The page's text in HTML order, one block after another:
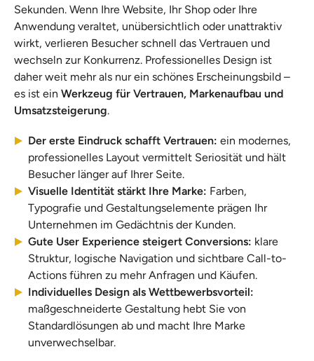
Sekunden. Wenn Ihre Website, Ihr Shop oder Ihre
Anwendung veraltet, unübersichtlich oder unattraktiv
wirkt, verlieren Besucher schnell das Vertrauen und
wechseln zur Konkurrenz. Professionelles Design ist
daher weit mehr als nur ein schönes Erscheinungsbild –
es ist ein Werkzeug für Vertrauen, Markenaufbau und
Umsatzsteigerung.
Der erste Eindruck schafft Vertrauen: ein modernes,
professionelles Layout vermittelt Seriosität und hält
Besucher länger auf Ihrer Seite.
Visuelle Identität stärkt Ihre Marke: Farben,
Typografie und Gestaltungselemente prägen Ihr
Unternehmen im Gedächtnis der Kunden.
Gute User Experience steigert Conversions: klare
Struktur, logische Navigation und sichtbare Call-to-
Actions führen zu mehr Anfragen und Käufen.
Individuelles Design als Wettbewerbsvorteil:
maßgeschneiderte Gestaltung hebt Sie von
Standardlösungen ab und macht Ihre Marke
unverwechselbar.